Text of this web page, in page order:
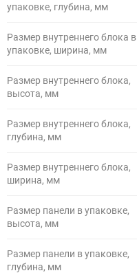
упаковке, глубина, мм
Размер внутреннего блока в
упаковке, ширина, мм
Размер внутреннего блока,
высота, мм
Размер внутреннего блока,
глубина, мм
Размер внутреннего блока,
ширина, мм
Размер панели в упаковке,
высота, мм
Размер панели в упаковке,
глубина, мм